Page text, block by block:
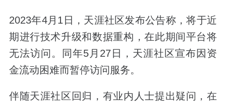
2023年4月1日，天涯社区发布公告称，将于近
期进行技术升级和数据重构，在此期间平台将
无法访问。同年5月27日，天涯社区宣布因资
金流动困难而暂停访问服务。
伴随天涯社区回归，有业内人士提出疑问，在